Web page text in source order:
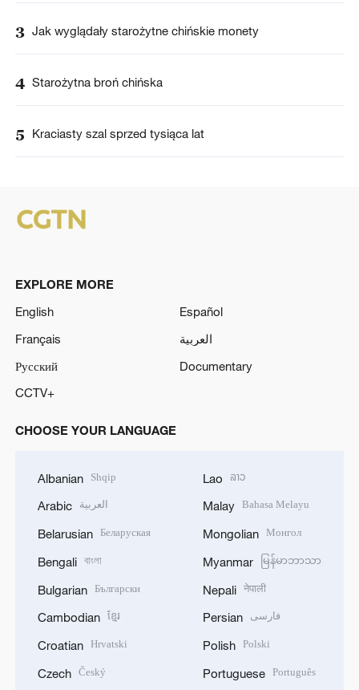
3 Jak wyglądały starożytne chińskie monety
4 Starożytna broń chińska
5 Kraciasty szal sprzed tysiąca lat
EXPLORE MORE
English
Español
Français
العربية
Русский
Documentary
CCTV+
CHOOSE YOUR LANGUAGE
Albanian Shqip
Arabic العربية
Belarusian Беларуская
Bengali বাংলা
Bulgarian Български
Cambodian ខ្មែរ
Croatian Hrvatski
Czech Český
Lao ລາວ
Malay Bahasa Melayu
Mongolian Монгол
Myanmar မြန်မာဘာသာ
Nepali नेपाली
Persian فارسی
Polish Polski
Portuguese Português